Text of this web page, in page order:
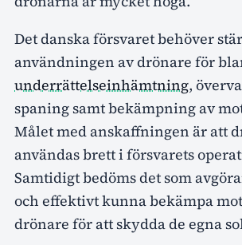
Det danska försvaret behöver
användningen av drönare för
underrättelseinhämtning,
spaning samt bekämpning av
Målet med anskaffningen är att
användas brett i försvarets
Samtidigt bedöms det som
och effektivt kunna bekämpa
drönare för att skydda de egna